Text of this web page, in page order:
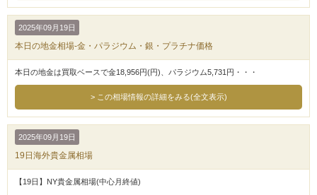
2025年09月19日
本日の地金相場-金・パラジウム・銀・プラチナ価格
本日の地金は買取ベースで金18,956円(円)、パラジウム5,731円・・・
この相場情報の詳細をみる(全文表示)
2025年09月19日
19日海外貴金属相場
【19日】NY貴金属相場(中心月終値)